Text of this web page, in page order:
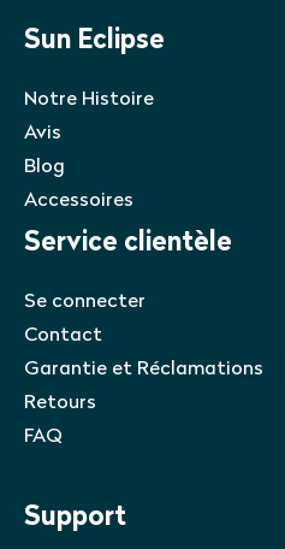
Sun Eclipse
Notre Histoire
Avis
Blog
Accessoires
Service clientèle
Se connecter
Contact
Garantie et Réclamations
Retours
FAQ
Support